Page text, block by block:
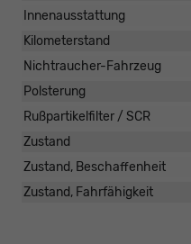
Innenausstattung
Kilometerstand
Nichtraucher-Fahrzeug
Polsterung
Rußpartikelfilter / SCR
Zustand
Zustand, Beschaffenheit
Zustand, Fahrfähigkeit